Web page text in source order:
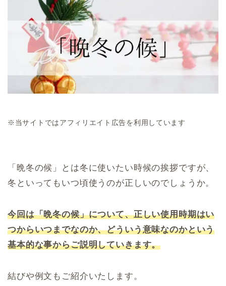
※当サイトではアフィリエイト広告を利用しています
「晩冬の候」とは冬に使いたい時候の挨拶ですが、
冬といってもいつ頃使うのが正しいのでしょうか。
今回は「晩冬の候」について、正しい使用時期はい
つからいつまでなのか、どういう意味なのかという
基本的な事からご説明していきます。
結びや例文もご紹介いたします。